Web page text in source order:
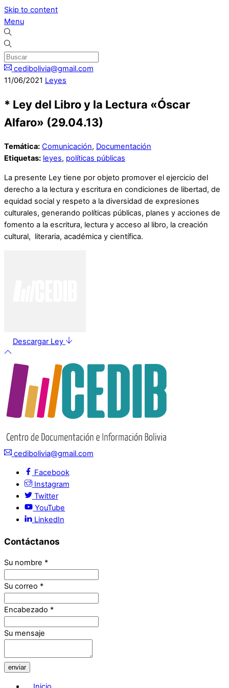
Skip to content
Menu
cedibolivia@gmail.com
11/06/2021 Leyes
* Ley del Libro y la Lectura «Óscar
Alfaro» (29.04.13)
Temática: Comunicación, Documentación
Etiquetas: leyes, políticas públicas
La presente Ley tiene por objeto promover el ejercicio del
derecho a la lectura y escritura en condiciones de libertad, de
equidad social y respeto a la diversidad de expresiones
culturales, generando políticas públicas, planes y acciones de
fomento a la escritura, lectura y acceso al libro, la creación
cultural, literaria, académica y científica.
Descargar Ley
cedibolivia@gmail.com
Facebook
Instagram
Twitter
YouTube
LinkedIn
Contáctanos
Su nombre *
Su correo *
Encabezado *
Su mensaje
enviar